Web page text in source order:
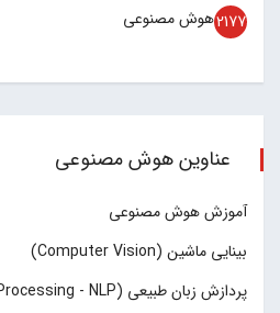
هوش مصنوعی2177
عناوین هوش مصنوعی
آموزش هوش مصنوعی
بینایی ماشین (Computer Vision)
پردازش زبان طبیعی (Natural Language Processing - NLP)